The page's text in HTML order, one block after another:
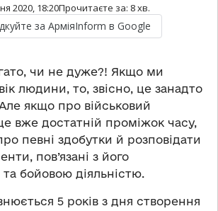
2020, 18:20Прочитаєте за: 8хв.
за АрміяInform в Google
чи не дуже?! Якщо ми
людини, то, звісно, це занадто
якщо про військовий
вже достатній проміжок часу,
певні здобутки й розповідати
пов’язані з його
бойовою діяльністю.
5 років з дня створення